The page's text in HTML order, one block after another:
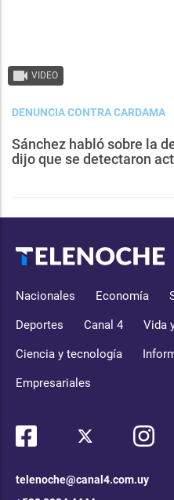
VIDEO
DENUNCIA CONTRA CARDAMA
Sánchez habló sobre la
dijo que se detectaron
Nacionales Economía
Deportes Canal 4 Vida
Ciencia y tecnología
Empresariales
telenoche@canal4.com.uy